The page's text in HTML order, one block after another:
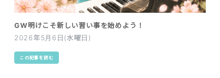
GW明けこそ新しい習い事を始めよう！
2026年5月6日(水曜日)
この記事を読む